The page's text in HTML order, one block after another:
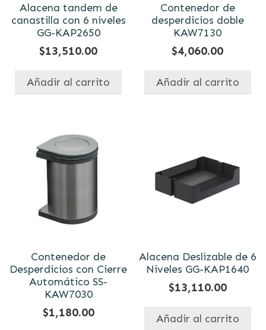
Alacena tandem de
canastilla con 6 niveles
GG-KAP2650
$13,510.00
Añadir al carrito
Contenedor de
desperdicios doble
KAW7130
$4,060.00
Añadir al carrito
Contenedor de
Desperdicios con Cierre
Automático SS-
KAW7030
$1,180.00
Alacena Deslizable de 6
Niveles GG-KAP1640
$13,110.00
Añadir al carrito